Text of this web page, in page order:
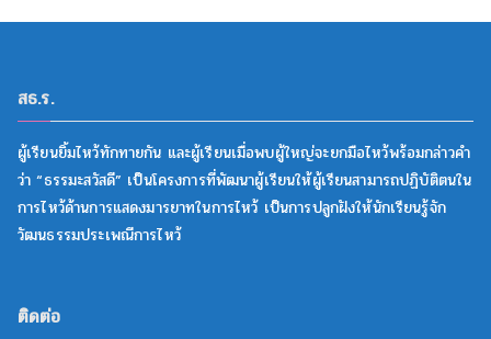
สธ.ร.
ผู้เรียนยิ้มไหว้ทักทายกัน และผู้เรียนเมื่อพบผู้ใหญ่จะยกมือไหว้พร้อมกล่าวคำ
ว่า “ธรรมะสวัสดี” เป็นโครงการที่พัฒนาผู้เรียนให้ผู้เรียนสามารถปฏิบัติตนใน
การไหว้ด้านการแสดงมารยาทในการไหว้ เป็นการปลูกฝังให้นักเรียนรู้จัก
วัฒนธรรมประเพณีการไหว้
ติดต่อ